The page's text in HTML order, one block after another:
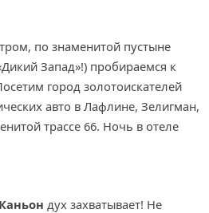
по знаменитой пустыне
Запад»!) пробираемся к
город золотоискателей
авто в Лафлине, Зелигман,
трассе 66. Ночь в отеле
дух захватывает! Не